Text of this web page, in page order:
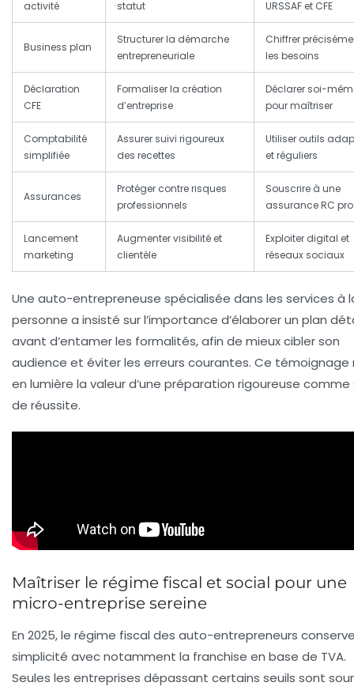
activité statut URSSAF et CFE
Business plan
Structurer la démarche
entrepreneuriale
Chiffrer
les besoins
Déclaration
CFE
Formaliser la création
d’entreprise
Déclarer soi-
pour maîtriser
Comptabilité
simplifiée
Assurer suivi rigoureux
des recettes
Utiliser outils
et réguliers
Assurances
Protéger contre risques
professionnels
Souscrire à une
assurance RC pro
Lancement
marketing
Augmenter visibilité et
clientèle
Exploiter digital et
réseaux sociaux
Une auto-entrepreneuse spécialisée dans les services à
personne a insisté sur l’importance d’élaborer un plan
avant d’entamer les formalités, afin de mieux cibler son
audience et éviter les erreurs courantes. Ce
en lumière la valeur d’une préparation rigoureuse comme
de réussite.
Maîtriser le régime fiscal et social pour une
micro-entreprise sereine
En 2025, le régime fiscal des auto-entrepreneurs
simplicité avec notamment la franchise en base de TVA.
Seules les entreprises dépassant certains seuils sont